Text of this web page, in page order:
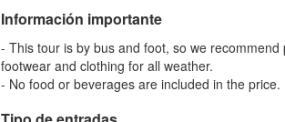
Información importante
- This tour is by bus and foot, so we recommend
footwear and clothing for all weather.
- No food or beverages are included in the price.